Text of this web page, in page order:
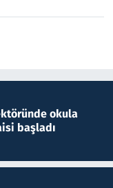
okula
başladı